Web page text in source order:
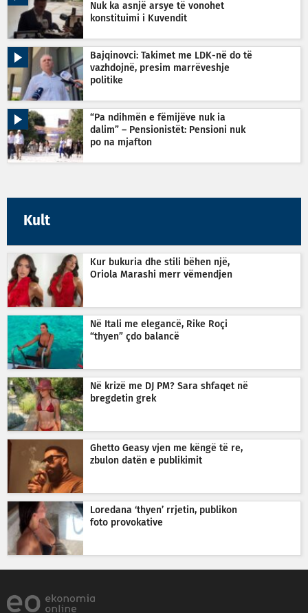
Nuk ka asnjë arsye të vonohet
konstituimi i Kuvendit
Bajqinovci: Takimet me LDK-në do të
vazhdojnë, presim marrëveshje
politike
“Pa ndihmën e fëmijëve nuk ia
dalim” – Pensionistët: Pensioni nuk
po na mjafton
Kult
Kur bukuria dhe stili bëhen një,
Oriola Marashi merr vëmendjen
Në Itali me elegancë, Rike Roçi
“thyen” çdo balancë
Në krizë me DJ PM? Sara shfaqet në
bregdetin grek
Ghetto Geasy vjen me këngë të re,
zbulon datën e publikimit
Loredana ‘thyen’ rrjetin, publikon
foto provokative